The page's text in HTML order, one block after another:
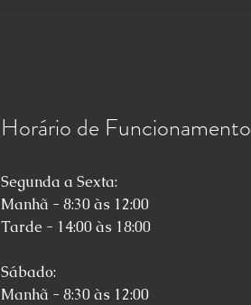
Horário de Funcionamento
Segunda a Sexta:
Manhã - 8:30 às 12:00
Tarde - 14:00 às 18:00
Sábado:
Manhã - 8:30 às 12:00